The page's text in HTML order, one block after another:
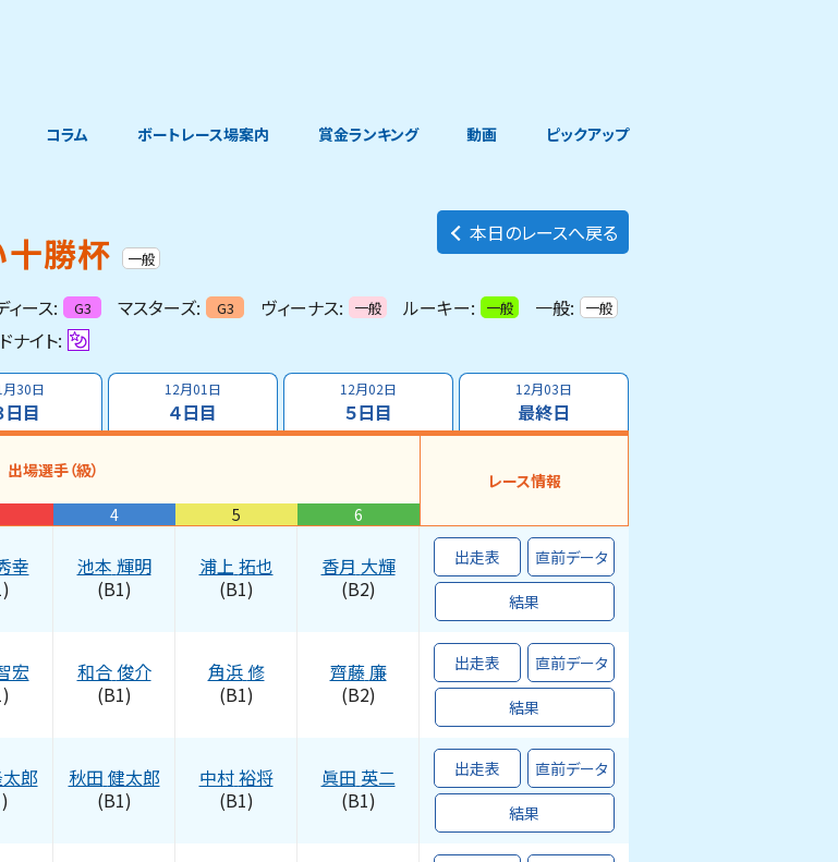
コラム ボートレース場案内 賞金ランキング 動画 ピックアップ
十勝杯 一般
本日のレースへ戻る
ィース: G3 マスターズ: G3 ヴィーナス: 一般 ルーキー: 一般 一般: 一般
ナイト:
月30日
日目
12月01日
４日目
12月02日
５日目
12月03日
最終日
出場選手（級）
4 5 6
レース情報
幸
池本 輝明
(B1)
浦上 拓也
(B1)
香月 大輝
(B2)
出走表 直前データ
結果
宏
和合俊介
(B1)
角浜修
(B1)
齊藤 廉
(B2)
出走表 直前データ
結果
郎
秋田 健太郎
(B1)
中村裕将
(B1)
眞田 英二
(B1)
出走表 直前データ
結果